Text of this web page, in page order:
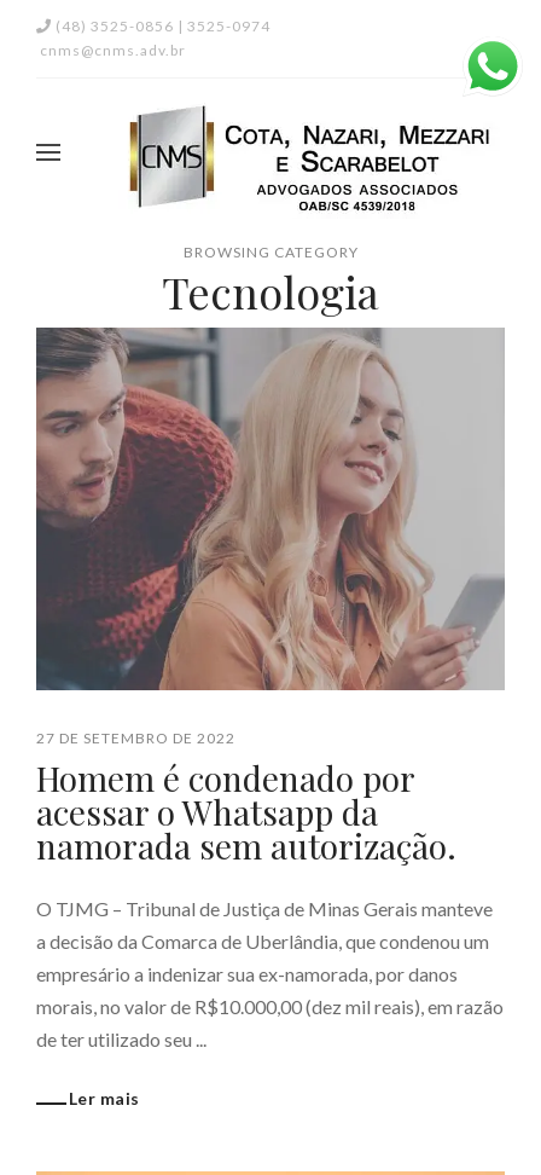
(48) 3525-0856 | 3525-0974
cnms@cnms.adv.br
BROWSING CATEGORY
Tecnologia
27 DE SETEMBRO DE 2022
Homem é condenado por
acessar o Whatsapp da
namorada sem autorização.
O TJMG – Tribunal de Justiça de Minas Gerais manteve
a decisão da Comarca de Uberlândia, que condenou um
empresário a indenizar sua ex-namorada, por danos
morais, no valor de R$10.000,00 (dez mil reais), em razão
de ter utilizado seu ...
Ler mais